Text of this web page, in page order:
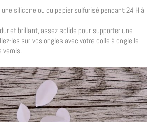
silicone ou du papier sulfurisé pendant 24 H à
et brillant, assez solide pour supporter une
les sur vos ongles avec votre colle à ongle le
vernis.